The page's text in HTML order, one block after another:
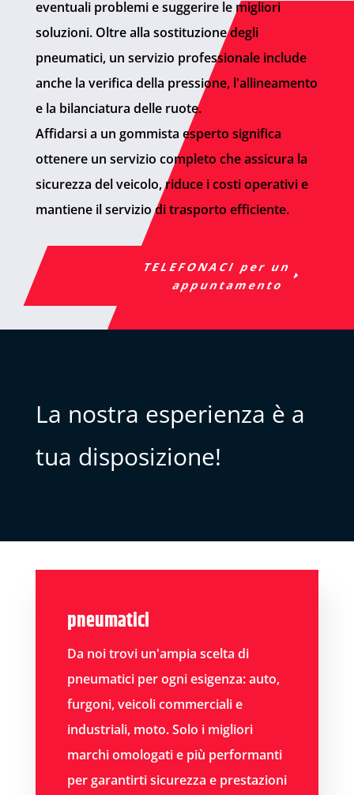
eventuali problemi e suggerire le migliori
soluzioni. Oltre alla sostituzione degli
pneumatici, un servizio professionale include
anche la verifica della pressione, l'allineamento
e la bilanciatura delle ruote.
Affidarsi a un gommista esperto significa
ottenere un servizio completo che assicura la
sicurezza del veicolo, riduce i costi operativi e
mantiene il servizio di trasporto efficiente.
TELEFONACI per un
appuntamento
La nostra esperienza è a
tua disposizione!
pneumatici
Da noi trovi un'ampia scelta di
pneumatici per ogni esigenza: auto,
furgoni, veicoli commerciali e
industriali, moto. Solo i migliori
marchi omologati e più performanti
per garantirti sicurezza e prestazioni